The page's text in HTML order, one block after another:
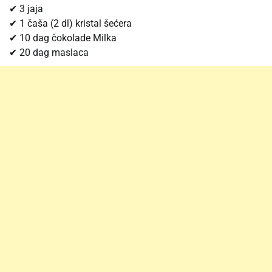
✔ 3 jaja
✔ 1 čaša (2 dl) kristal šećera
✔ 10 dag čokolade Milka
✔ 20 dag maslaca